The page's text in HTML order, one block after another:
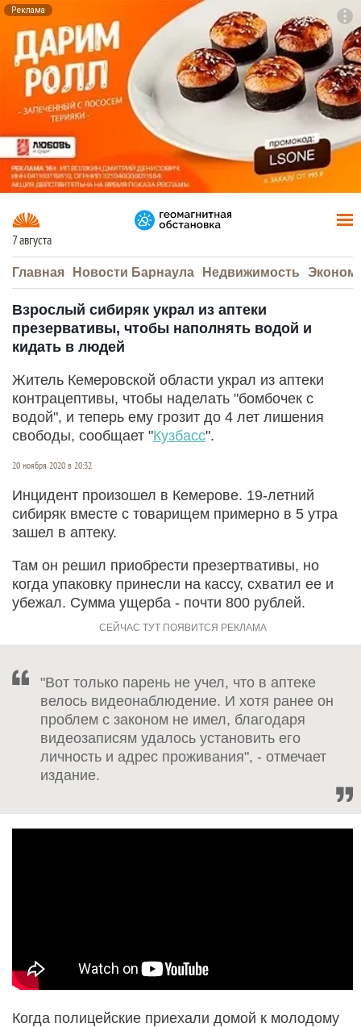
Реклама
7 августа
Главная Новости Барнаула Недвижимость
Взрослый сибиряк украл из аптеки
презервативы, чтобы наполнять водой и
кидать в людей
Житель Кемеровской области украл из аптеки
контрацептивы, чтобы наделать "бомбочек с
водой", и теперь ему грозит до 4 лет лишения
свободы, сообщает "Кузбасс".
20 ноября 2020 в 20:32
Инцидент произошел в Кемерове. 19-летний
сибиряк вместе с товарищем примерно в 5 утра
зашел в аптеку.
Там он решил приобрести презертвативы, но
когда упаковку принесли на кассу, схватил ее и
убежал. Сумма ущерба - почти 800 рублей.
"Вот только парень не учел, что в аптеке
велось видеонаблюдение. И хотя ранее он
проблем с законом не имел, благодаря
видеозаписям удалось установить его
личность и адрес проживания", - отмечает
издание.
Когда полицейские приехали домой к молодому